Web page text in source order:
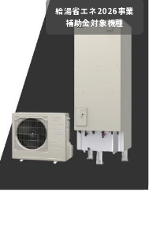
給湯省エネ2026事業
補助金対象機種